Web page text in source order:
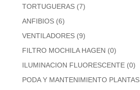
TORTUGUERAS (7)
ANFIBIOS (6)
VENTILADORES (9)
FILTRO MOCHILA HAGEN (0)
ILUMINACION FLUORESCENTE (0)
PODA Y MANTENIMIENTO PLANTAS